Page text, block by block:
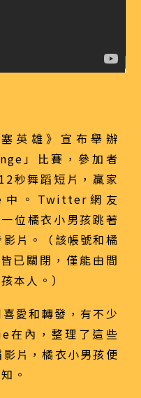
英雄》宣布舉辦
」比賽，參加者
秒舞蹈短片，贏家
中。Twitter網友
位橘衣小男孩跳著
片。（該帳號和橘
已關閉，僅能由間
本人。）
愛和轉發，有不少
在內，整理了這些
片，橘衣小男孩便
。